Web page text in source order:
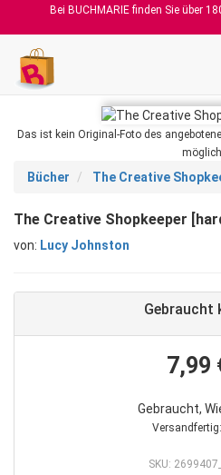
Bei BUCHMARIE finden Sie über
Das ist kein Original-Foto des
Bücher The Creative
The Creative Shopkeeper
von: Lucy Johnston
Gebraucht
7,99
Gebraucht,
SKU: